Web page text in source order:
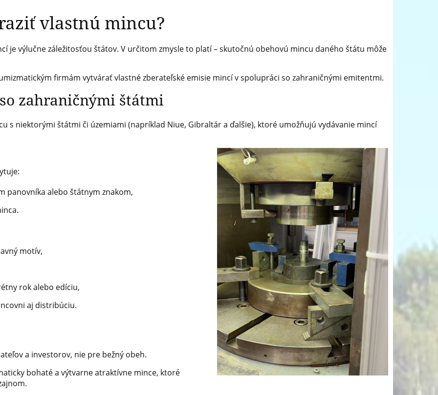
vlastnú mincu?
je výlučne záležitosťou štátov. V určitom zmysle to platí – skutočnú obehovú mincu daného štátu môže
firmám vytvárať vlastné zberateľské emisie mincí v spolupráci so zahraničnými emitentmi.
zahraničnými štátmi
s niektorými štátmi či územiami (napríklad Niue, Gibraltár a ďalšie), ktoré umožňujú vydávanie mincí
panovníka alebo štátnym znakom,
motív,
rok alebo edíciu,
aj distribúciu.
a investorov, nie pre bežný obeh.
bohaté a výtvarne atraktívne mince, ktoré